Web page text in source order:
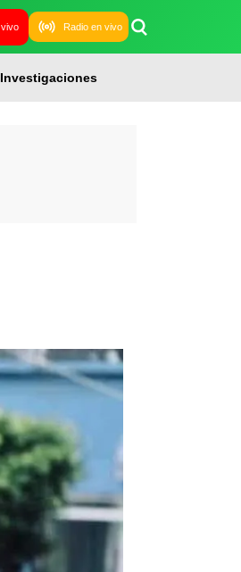
Radio en vivo
Investigaciones